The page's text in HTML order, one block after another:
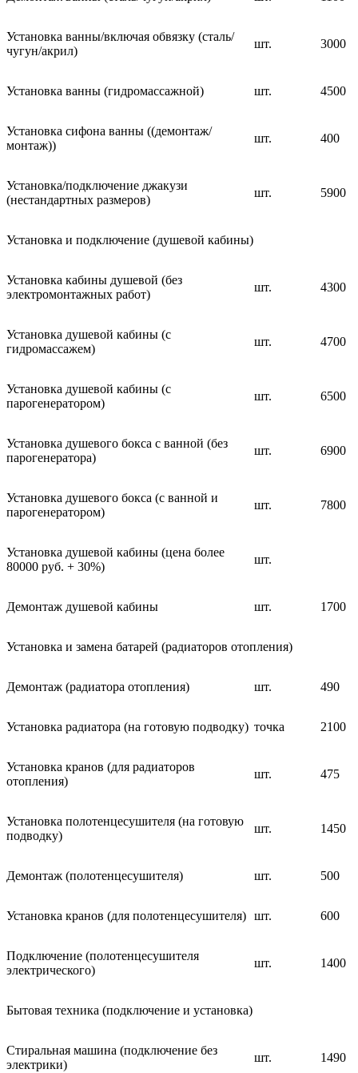
Установка ванны/включая обвязку (сталь/
чугун/акрил)
шт. 3000
Установка ванны (гидромассажной) шт. 4500
Установка сифона ванны ((демонтаж/
монтаж))
шт. 400
Установка/подключение джакузи
(нестандартных размеров)
шт. 5900
Установка и подключение (душевой кабины)
Установка кабины душевой (без
электромонтажных работ)
шт. 4300
Установка душевой кабины (с
гидромассажем)
шт. 4700
Установка душевой кабины (с
парогенератором)
шт. 6500
Установка душевого бокса с ванной (без
парогенератора)
шт. 6900
Установка душевого бокса (с ванной и
парогенератором)
шт. 7800
Установка душевой кабины (цена более
80000 руб. + 30%)
шт.
Демонтаж душевой кабины шт. 1700
Установка и замена батарей (радиаторов отопления)
Демонтаж (радиатора отопления) шт. 490
Установка радиатора (на готовую подводку) точка 2100
Установка кранов (для радиаторов
отопления)
шт. 475
Установка полотенцесушителя (на готовую
подводку)
шт. 1450
Демонтаж (полотенцесушителя) шт. 500
Установка кранов (для полотенцесушителя) шт. 600
Подключение (полотенцесушителя
электрического)
шт. 1400
Бытовая техника (подключение и установка)
Стиральная машина (подключение без
электрики)
шт. 1490